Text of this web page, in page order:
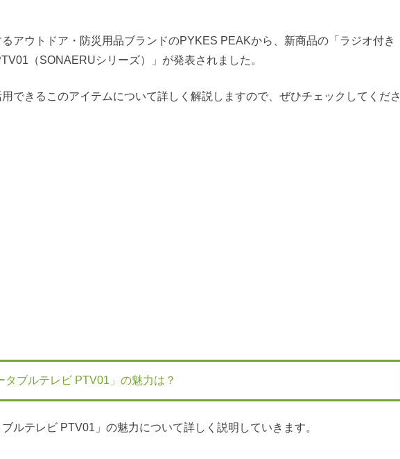
アウトドア・防災用品ブランドのPYKES PEAKから、新商品の「ラジオ付き
（SONAERUシリーズ）」が発表されました。
できるこのアイテムについて詳しく解説しますので、ぜひチェックしてくださ
タブルテレビ PTV01」の魅力は？
ブルテレビ PTV01」の魅力について詳しく説明していきます。